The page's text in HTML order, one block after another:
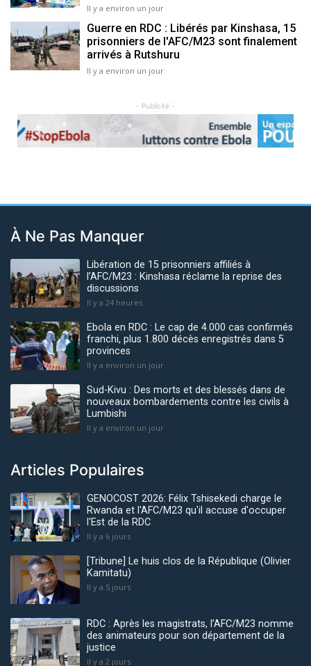
Il y a environ un jour
Guerre en RDC : Libérés par Kinshasa, 15
prisonniers de l'AFC/M23 sont finalement
arrivés à Rutshuru
Il y a environ un jour
- Publicité -
Previous Next
À Ne Pas Manquer
Libération de 15 prisonniers affiliés à
l’AFC/M23 : Kinshasa réclame la reprise des
discussions
Il y a 24 heures
Ebola en RDC : Le cap de 4.000 cas confirmés
franchi, plus 1.800 décès enregistrés dans 5
provinces
Il y a environ un jour
Sud-Kivu : Des morts et des blessés dans de
nouveaux bombardements contre les civils à
Lumbishi
Il y a environ un jour
Articles Populaires
GENOCOST 2026: Félix Tshisekedi charge le
Rwanda et l'AFC/M23 qu'il accuse d'occuper
l'Est de la RDC
Il y a 6 jours
[Tribune] Le huis clos de la République (Olivier
Kamitatu)
Il y a 5 jours
RDC : Après les magistrats, l’AFC/M23 nomme
des animateurs pour son département de la
justice
Il y a 2 jours